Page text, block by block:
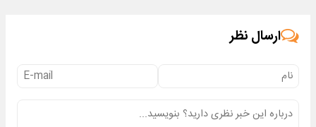
ارسال نظر